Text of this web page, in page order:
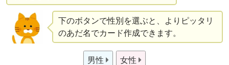
下のボタンで性別を選ぶと、よりピッタリ
のあだ名でカード作成できます。
男性 女性